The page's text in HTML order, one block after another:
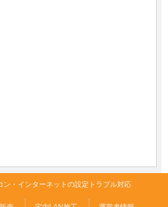
ン・インターネットの設定トラブル対応